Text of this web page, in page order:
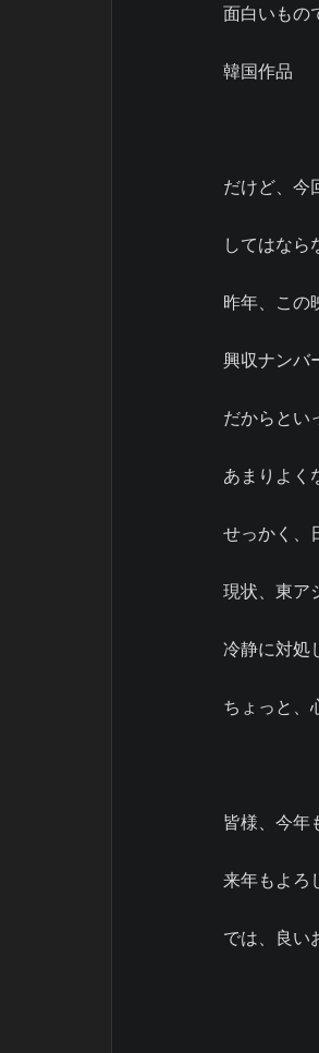
面白いもの
韓国作品
だけど、今
してはなら
昨年、この
興収ナンバ
だからとい
あまりよく
せっかく、
現状、東ア
冷静に対処
ちょっと、
皆様、今年
来年もよろ
では、良い